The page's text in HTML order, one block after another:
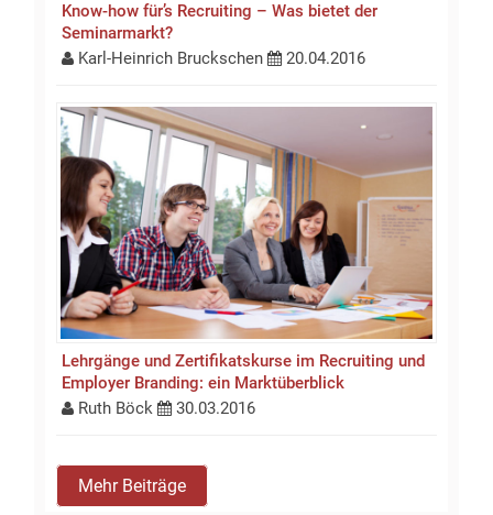
Know-how für’s Recruiting – Was bietet der
Seminarmarkt?
Karl-Heinrich Bruckschen
20.04.2016
Lehrgänge und Zertifikatskurse im Recruiting und
Employer Branding: ein Marktüberblick
Ruth Böck
30.03.2016
Mehr Beiträge